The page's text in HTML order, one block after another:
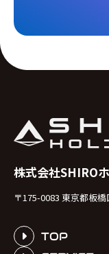
株式会社SHIRO
〒175-0083 東京都板
TOP